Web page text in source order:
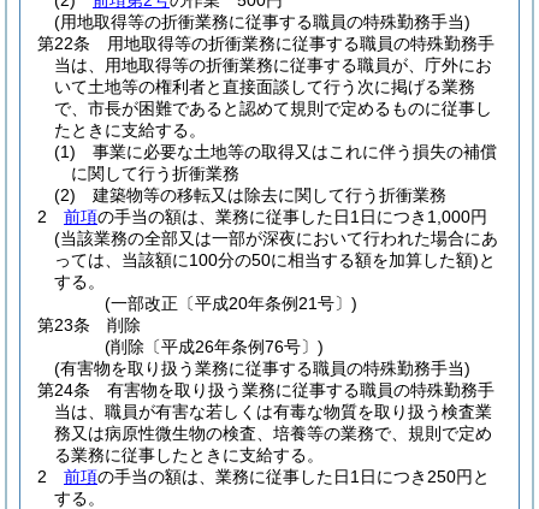
(用地取得等の折衝業務に従事する職員の特殊勤務手当)
第22条
用地取得等の折衝業務に従事する職員の特殊勤務手
当は、用地取得等の折衝業務に従事する職員が、庁外にお
いて土地等の権利者と直接面談して行う次に掲げる業務
で、市長が困難であると認めて規則で定めるものに従事し
たときに支給する。
(1)
事業に必要な土地等の取得又はこれに伴う損失の補償
に関して行う折衝業務
(2)
建築物等の移転又は除去に関して行う折衝業務
2
前項の手当の額は、業務に従事した日1日につき1,000円
(当該業務の全部又は一部が深夜において行われた場合にあ
っては、当該額に100分の50に相当する額を加算した額)と
する。
(一部改正〔平成20年条例21号〕)
第23条
削除
(削除〔平成26年条例76号〕)
(有害物を取り扱う業務に従事する職員の特殊勤務手当)
第24条
有害物を取り扱う業務に従事する職員の特殊勤務手
当は、職員が有害な若しくは有毒な物質を取り扱う検査業
務又は病原性微生物の検査、培養等の業務で、規則で定め
る業務に従事したときに支給する。
2
前項の手当の額は、業務に従事した日1日につき250円と
する。